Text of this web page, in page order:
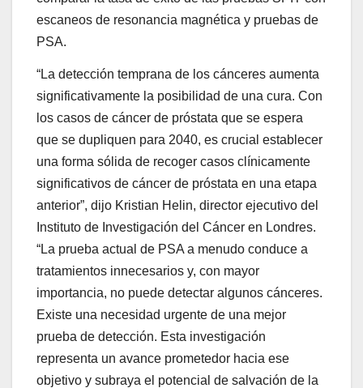
escaneos de resonancia magnética y pruebas de
PSA.
“La detección temprana de los cánceres aumenta
significativamente la posibilidad de una cura. Con
los casos de cáncer de próstata que se espera
que se dupliquen para 2040, es crucial establecer
una forma sólida de recoger casos clínicamente
significativos de cáncer de próstata en una etapa
anterior”, dijo Kristian Helin, director ejecutivo del
Instituto de Investigación del Cáncer en Londres.
“La prueba actual de PSA a menudo conduce a
tratamientos innecesarios y, con mayor
importancia, no puede detectar algunos cánceres.
Existe una necesidad urgente de una mejor
prueba de detección. Esta investigación
representa un avance prometedor hacia ese
objetivo y subraya el potencial de salvación de la